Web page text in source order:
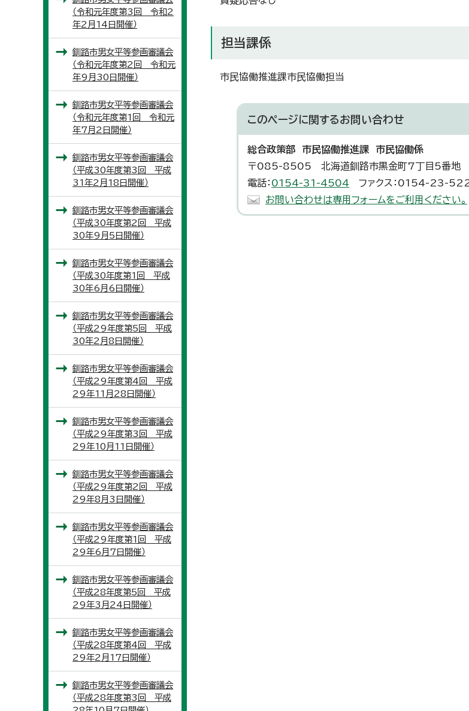
担当課係
市民協働推進課市民協働担当
このページに関するお問い合わせ
総合政策部 市民協働推進課 市民協働係
〒085-8505 北海道釧路市黒金町7丁目5番地
電話： 0154-31-4504 ファクス：0154-23-
お問い合わせは専用フォームをご利用ください。
（令和元年度第3回 令和2
年2月14日開催）
釧路市男女平等参画審議会
（令和元年度第2回 令和元
年9月30日開催）
釧路市男女平等参画審議会
（令和元年度第1回 令和元
年7月2日開催）
釧路市男女平等参画審議会
（平成30年度第3回 平成
31年2月18日開催）
釧路市男女平等参画審議会
（平成30年度第2回 平成
30年9月5日開催）
釧路市男女平等参画審議会
（平成30年度第1回 平成
30年6月6日開催）
釧路市男女平等参画審議会
（平成29年度第5回 平成
30年2月8日開催）
釧路市男女平等参画審議会
（平成29年度第4回 平成
29年11月28日開催）
釧路市男女平等参画審議会
（平成29年度第3回 平成
29年10月11日開催）
釧路市男女平等参画審議会
（平成29年度第2回 平成
29年8月3日開催）
釧路市男女平等参画審議会
（平成29年度第1回 平成
29年6月7日開催）
釧路市男女平等参画審議会
（平成28年度第5回 平成
29年3月24日開催）
釧路市男女平等参画審議会
（平成28年度第4回 平成
29年2月17日開催）
釧路市男女平等参画審議会
（平成28年度第3回 平成